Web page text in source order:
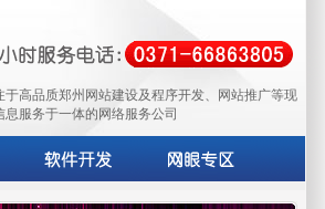
于高品质郑州网站建设及程序开发、网站推广等现
息服务于一体的网络服务公司